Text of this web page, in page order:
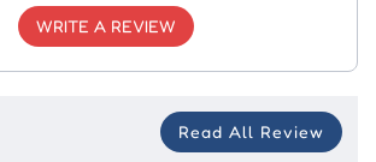
WRITE A REVIEW
Read All Review